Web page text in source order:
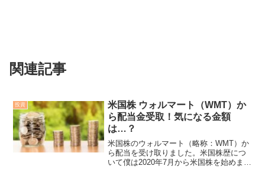
関連記事
投資
米国株 ウォルマート（WMT）か
ら配当金受取！気になる金額
は…？
米国株のウォルマート（略称：WMT）か
ら配当を受け取りました。米国株歴につ
いて僕は2020年7月から米国株を始めまし